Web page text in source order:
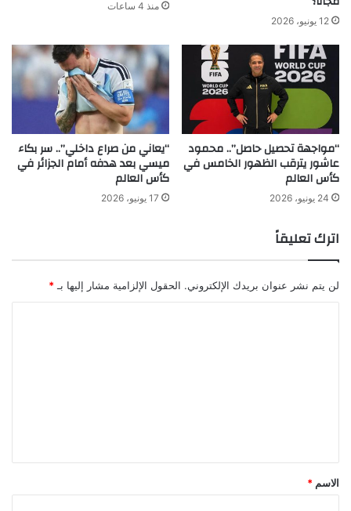
12 يونيو، 2026
منذ 4 ساعات
“مواجهة تحصيل حاصل”.. محمود
عاشور يترقب الظهور الخامس في
كأس العالم
24 يونيو، 2026
“يعاني من صراع داخلي”.. سر بكاء
ميسي بعد هدفه أمام الجزائر في
كأس العالم
17 يونيو، 2026
اترك تعليقاً
لن يتم نشر عنوان بريدك الإلكتروني. الحقول الإلزامية مشار إليها بـ *
*
الاسم *